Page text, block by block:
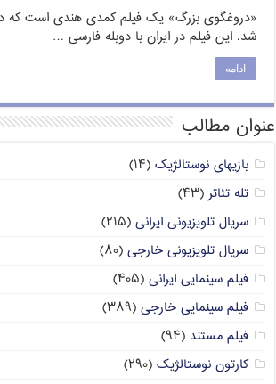
شد. این فیلم در ایران با دوبله فارسی …
ادامه
عنوان مطالب
بازیهای نوستالژیک (۱۴)
تله تئاتر(۴۳)
سریال تلویزیونی ایرانی (۲۱۵)
سریال تلویزیونی خارجی (۸۰)
فیلم سینمایی ایرانی (۴۰۵)
فیلم سینمایی خارجی (۳۸۹)
فیلم مستند (۹۴)
کارتون نوستالژیک (۲۹۰)